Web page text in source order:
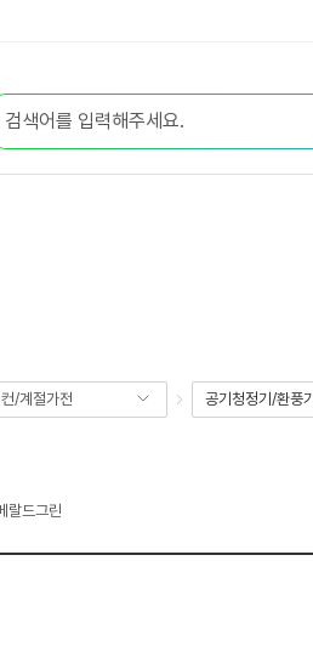
/계절가전 공기청정기/환풍기
랄드그린